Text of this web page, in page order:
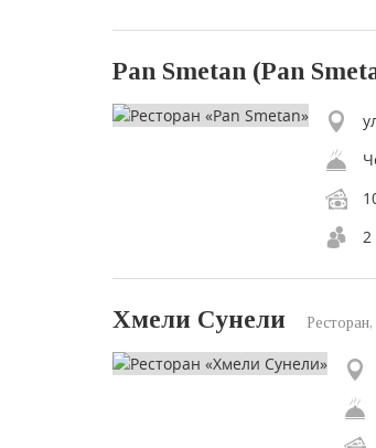
Pan Smetan (Pan
2
Хмели Сунели